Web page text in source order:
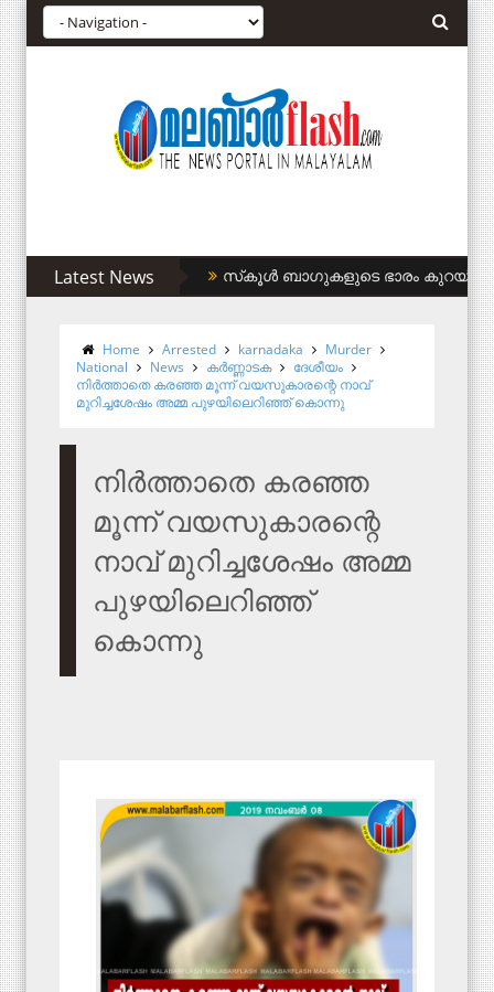
Latest News സിഎഎ അനുകൂലികള്‍ക്ക് കുടിവെള്ളം
Home Arrested karnadaka
Murder
National
News കര്‍ണ്ണാടക
ദേശീയം
നിര്‍ത്താതെ കരഞ്ഞ മൂന്ന് വയസുകാരന്റെ നാവ്
മുറിച്ചശേഷം അമ്മ പുഴയിലെറിഞ്ഞ് കൊന്നു
നിര്‍ത്താതെ കരഞ്ഞ
മൂന്ന് വയസുകാരന്റെ
നാവ് മുറിച്ചശേഷം അമ്മ
പുഴയിലെറിഞ്ഞ്
കൊന്നു